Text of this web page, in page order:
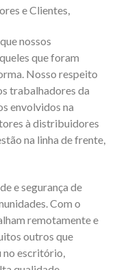
e Clientes,
nossos
que foram
Nosso respeito
trabalhadores da
envolvidos na
à distribuidores
na linha de frente,
e segurança de
Com o
remotamente e
outros que
escritório,